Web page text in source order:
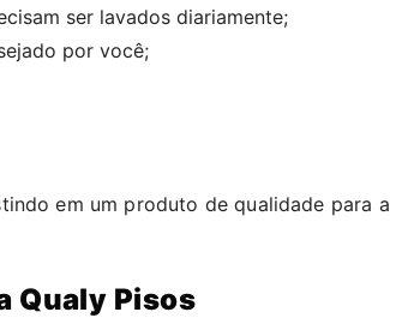
ser lavados diariamente;
por você;
em um produto de qualidade para a
Qualy Pisos